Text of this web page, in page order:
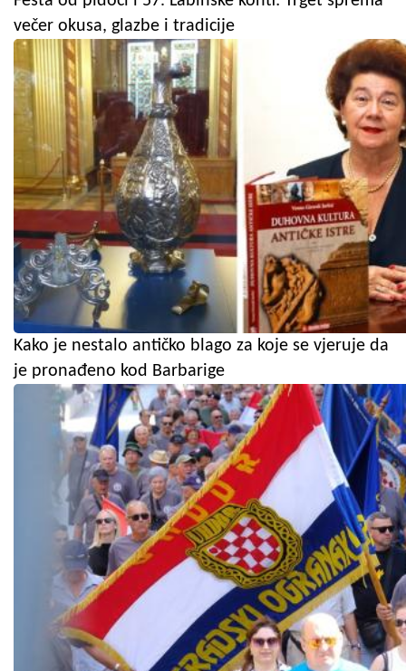
večer okusa, glazbe i tradicije
Kako je nestalo antičko blago za koje se vjeruje da
je pronađeno kod Barbarige